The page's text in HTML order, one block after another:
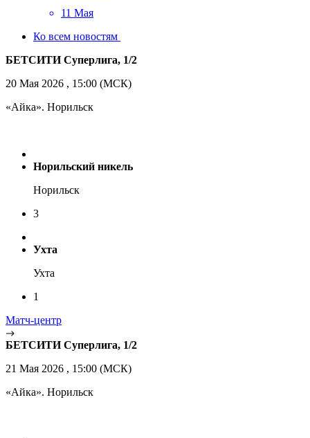
11 Мая
Ко всем новостям
БЕТСИТИ Суперлига, 1/2
20 Мая 2026 , 15:00 (МСК)
«Айка». Норильск
Норильский никель
Норильск
3
Ухта
Ухта
1
Матч-центр
БЕТСИТИ Суперлига, 1/2
21 Мая 2026 , 15:00 (МСК)
«Айка». Норильск